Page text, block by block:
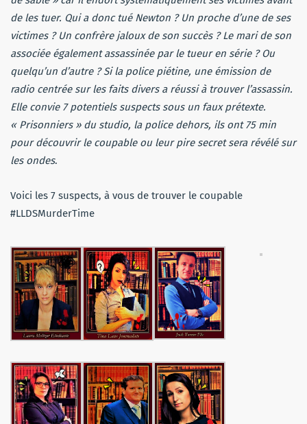
de les tuer. Qui a donc tué Newton ? Un proche d’une de ses
victimes ? Un confrère jaloux de son succès ? Le mari de son
associée également assassinée par le tueur en série ? Ou
quelqu’un d’autre ? Si la police piétine, une émission de
radio centrée sur les faits divers a réussi à trouver l’assassin.
Elle convie 7 potentiels suspects sous un faux prétexte.
« Prisonniers » du studio, la police dehors, ils ont 75 min
pour découvrir le coupable ou leur pire secret sera révélé sur
les ondes.
Voici les 7 suspects, à vous de trouver le coupable
#LLDSMurderTime